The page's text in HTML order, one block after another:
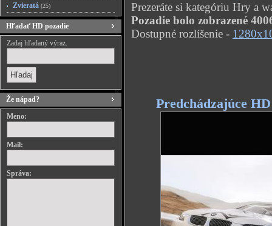
Zvieratá (25)
Hľadať HD pozadie
Zadaj hľadaný výraz.
Že nápad?
Meno:
Mail:
Správa:
Prezeráte si kategóriu Hry a
Pozadie bolo zobrazené
Dostupné rozlíšenie -
Predchádzajúce